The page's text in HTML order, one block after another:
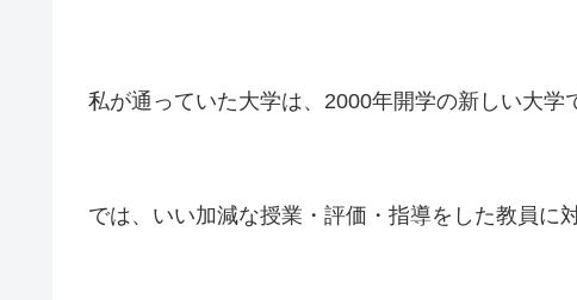
私が通っていた大学は、2000年開学の新しい大学
では、いい加減な授業・評価・指導をした教員に